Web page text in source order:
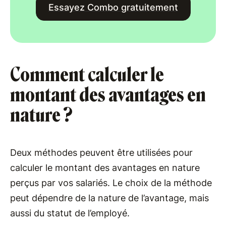
Essayez Combo gratuitement
Comment calculer le
montant des avantages en
nature ?
Deux méthodes peuvent être utilisées pour
calculer le montant des avantages en nature
perçus par vos salariés. Le choix de la méthode
peut dépendre de la nature de l’avantage, mais
aussi du statut de l’employé.